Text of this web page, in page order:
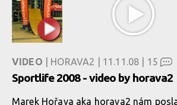
VIDEO | HORAVA2 | 11.11.08 | 15
Sportlife 2008 - video by horava2
Marek Hořava aka horava2 nám